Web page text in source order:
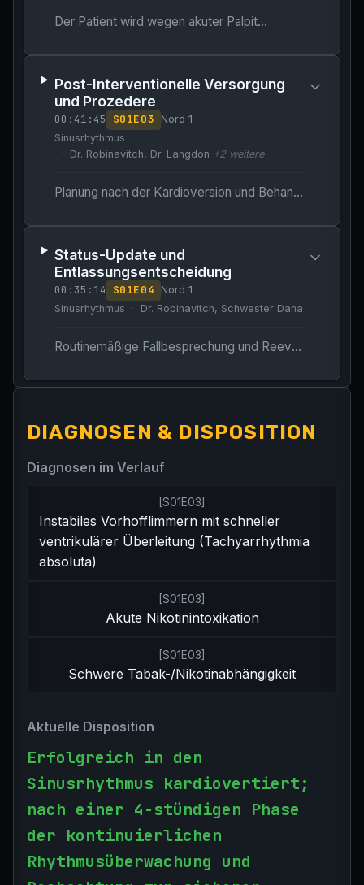
Der Patient wird wegen akuter Palpitationen evaluiert und es wird ein hämodynamisch instabiles (hypotensives) Vorhofflimmern diagnostiziert.
Post-Interventionelle Versorgung
und Prozedere
00:41:45 S01E03
Nord 1
Sinusrhythmus
Dr. Robinavitch, Dr. Langdon +2 weitere
Planung nach der Kardioversion und Behandlung des zugrundeliegenden Auslösers (Nikotintoxizität).
Status-Update und
Entlassungsentscheidung
00:35:14 S01E04
Nord 1
Sinusrhythmus
Dr. Robinavitch, Schwester Dana
Routinemäßige Fallbesprechung und Reevaluation des Patienten nach Kardioversion.
DIAGNOSEN & DISPOSITION
Diagnosen im Verlauf
S01E03
Instabiles Vorhofflimmern mit schneller
ventrikulärer Überleitung (Tachyarrhythmia
absoluta)
S01E03
Akute Nikotinintoxikation
[S01E03]
Schwere Tabak-/Nikotinabhängigkeit
Aktuelle Disposition
Erfolgreich in den
Sinusrhythmus kardiovertiert;
nach einer 4-stündigen Phase
der kontinuierlichen
Rhythmusüberwachung und